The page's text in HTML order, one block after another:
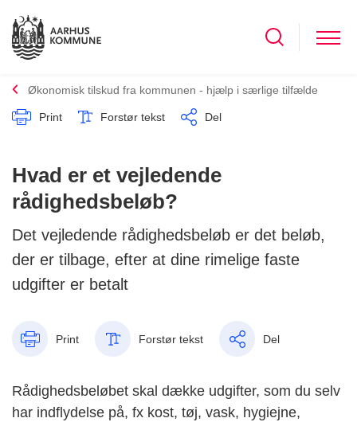
Økonomisk tilskud fra kommunen - hjælp i særlige tilfælde
Print Forstør tekst Del
Hvad er et vejledende
rådighedsbeløb?
Det vejledende rådighedsbeløb er det beløb,
der er tilbage, efter at dine rimelige faste
udgifter er betalt
Print Forstør tekst Del
Rådighedsbeløbet skal dække udgifter, som du selv
har indflydelse på, fx kost, tøj, vask, hygiejne,